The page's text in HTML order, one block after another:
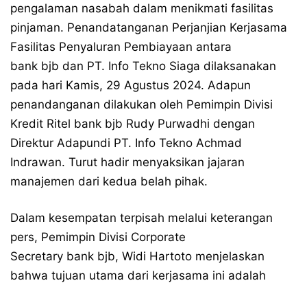
pengalaman nasabah dalam menikmati fasilitas
pinjaman. Penandatanganan Perjanjian Kerjasama
Fasilitas Penyaluran Pembiayaan antara
bank bjb dan PT. Info Tekno Siaga dilaksanakan
pada hari Kamis, 29 Agustus 2024. Adapun
penandanganan dilakukan oleh Pemimpin Divisi
Kredit Ritel bank bjb Rudy Purwadhi dengan
Direktur Adapundi PT. Info Tekno Achmad
Indrawan. Turut hadir menyaksikan jajaran
manajemen dari kedua belah pihak.
Dalam kesempatan terpisah melalui keterangan
pers, Pemimpin Divisi Corporate
Secretary bank bjb, Widi Hartoto menjelaskan
bahwa tujuan utama dari kerjasama ini adalah